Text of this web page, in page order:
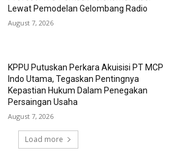
Lewat Pemodelan Gelombang Radio
August 7, 2026
KPPU Putuskan Perkara Akuisisi PT MCP
Indo Utama, Tegaskan Pentingnya
Kepastian Hukum Dalam Penegakan
Persaingan Usaha
August 7, 2026
Load more